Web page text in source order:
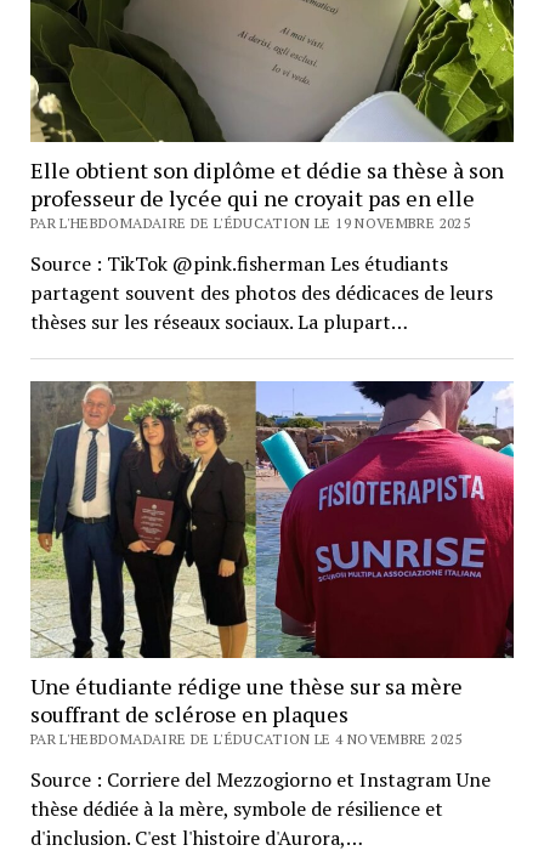
Elle obtient son diplôme et dédie sa thèse à son
professeur de lycée qui ne croyait pas en elle
PAR L'HEBDOMADAIRE DE L'ÉDUCATION LE 19 NOVEMBRE 2025
Source : TikTok @pink.fisherman Les étudiants
partagent souvent des photos des dédicaces de leurs
thèses sur les réseaux sociaux. La plupart…
Une étudiante rédige une thèse sur sa mère
souffrant de sclérose en plaques
PAR L'HEBDOMADAIRE DE L'ÉDUCATION LE 4 NOVEMBRE 2025
Source : Corriere del Mezzogiorno et Instagram Une
thèse dédiée à la mère, symbole de résilience et
d'inclusion. C'est l'histoire d'Aurora,…